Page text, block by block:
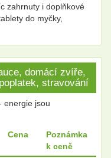
zahrnuty i doplňkové
do myčky,
domácí zvíře,
stravování
energie jsou
Cena
Poznámka
k ceně